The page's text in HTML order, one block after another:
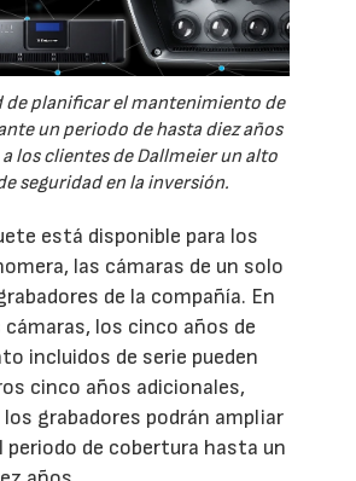
de planificar el mantenimiento de
un periodo de hasta diez años
los clientes de Dallmeier un alto
seguridad en la inversión.
está disponible para los
las cámaras de un solo
de la compañía. En
cámaras, los cinco años de
incluidos de serie pueden
cinco años adicionales,
grabadores podrán ampliar
periodo de cobertura hasta un